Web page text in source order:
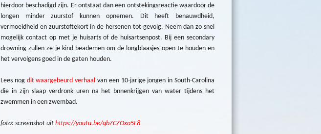
hierdoor beschadigd zijn. Er ontstaat dan een ontstekingsreactie waardoor de
longen minder zuurstof kunnen opnemen. Dit heeft benauwdheid,
vermoeidheid en zuurstoftekort in de hersenen tot gevolg. Neem dan zo snel
mogelijk contact op met je huisarts of de huisartsenpost. Bij een secondary
drowning zullen ze je kind beademen om de longblaasjes open te houden en
het vervolgens goed in de gaten houden.
Lees nog dit waargebeurd verhaal van een 10-jarige jongen in South-Carolina
die in zijn slaap verdronk uren na het bnnenkrijgen van water tijdens het
zwemmen in een zwembad.
foto: screenshot uit https://youtu.be/qbZCZOxo5L8